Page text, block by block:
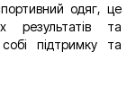
одяг, це
результатів та
підтримку та